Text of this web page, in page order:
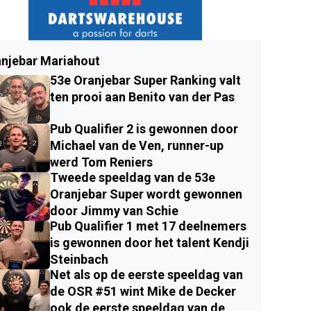
Mariahout
53e Oranjebar Super Ranking valt
ten prooi aan Benito van der Pas
Pub Qualifier 2 is gewonnen door
Michael van de Ven, runner-up
werd Tom Reniers
Tweede speeldag van de 53e
Oranjebar Super wordt gewonnen
door Jimmy van Schie
Pub Qualifier 1 met 17 deelnemers
is gewonnen door het talent Kendji
Steinbach
Net als op de eerste speeldag van
de OSR #51 wint Mike de Decker